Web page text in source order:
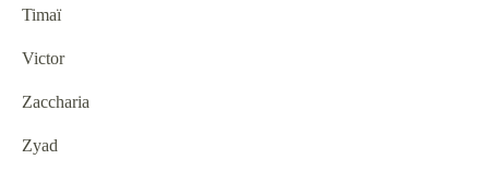
Timaï
Victor
Zaccharia
Zyad